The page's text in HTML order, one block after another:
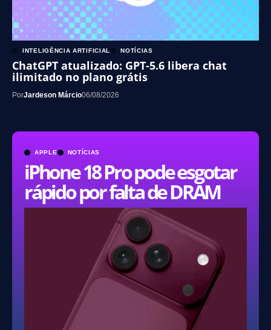
APPLE NOTÍCIAS
iPhone 18 Pro pode esgotar
rápido por falta de DRAM
INTELIGÊNCIA ARTIFICIAL NOTÍCIAS
ChatGPT atualizado: GPT-5.6 libera chat
ilimitado no plano grátis
PorJardeson Márcio06/08/2026